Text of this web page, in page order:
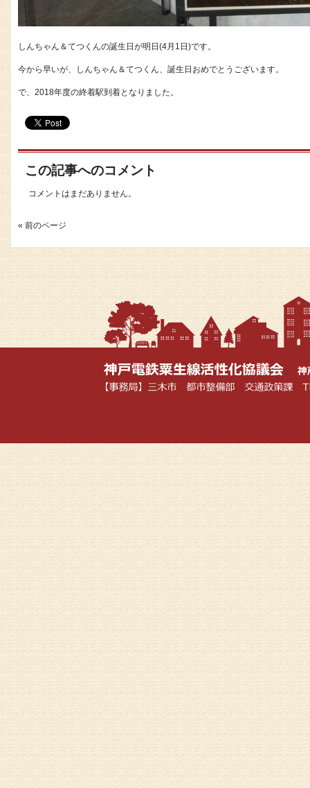
しんちゃん＆てつくんの誕生日が明日(4月1日)です。
今から早いが、しんちゃん＆てつくん、誕生日おめでとうございます。
で、2018年度の終着駅到着となりました。
この記事へのコメント
コメントはまだありません。
« 前のページ